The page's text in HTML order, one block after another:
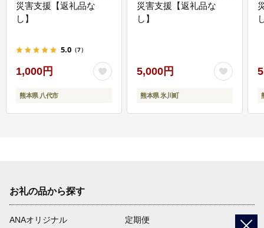
災害支援【返礼品な
し】
5.0 （7）
1,000円
熊本県 八代市
災害支援【返礼品な
し】
5,000円
熊本県 氷川町
お礼の品から探す
ANAオリジナル
定期便